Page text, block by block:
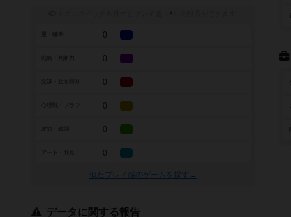
※
0
戦略・判断力 0
0
0
0
アート・外見 0
似たプレイ感のゲームを探す→
データに関する報告